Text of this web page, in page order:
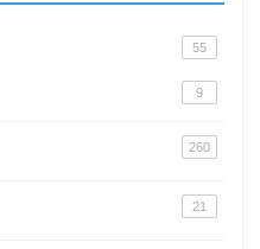
55
9
260
21